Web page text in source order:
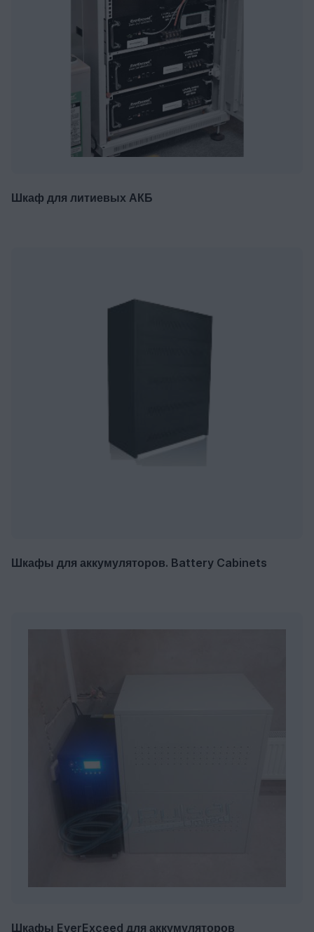
Шкаф для литиевых АКБ
Шкафы для аккумуляторов. Battery Cabinets
Шкафы EverExceed для аккумуляторов